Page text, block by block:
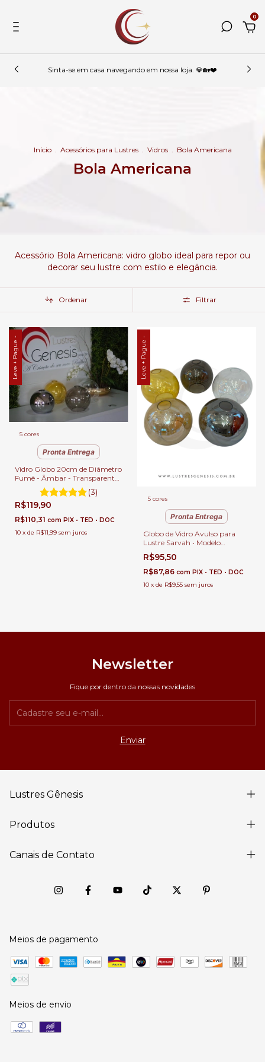
0
Sinta-se em casa navegando em nossa loja. 💎🏡❤️
Início . Acessórios para Lustres . Vidros . Bola Americana
Bola Americana
Acessório Bola Americana: vidro globo ideal para repor ou
decorar seu lustre com estilo e elegância.
Ordenar Filtrar
Leve + Pague -
5 cores
Pronta Entrega
Vidro Globo 20cm de Diâmetro
Fumê - Âmbar - Transparente
- Vidro do Lustre Sarvah Avulso
(3)
R$119,90
R$110,31 com PIX • TED • DOC
10 x de R$11,99 sem juros
Leve + Pague -
5 cores
Pronta Entrega
Globo de Vidro Avulso para
Lustre Sarvah • Modelo
Nacional e Importado
R$95,50
R$87,86 com PIX • TED • DOC
10 x de R$9,55 sem juros
Newsletter
Fique por dentro da nossas novidades
Lustres Gênesis
Produtos
Canais de Contato
Meios de pagamento
Meios de envio